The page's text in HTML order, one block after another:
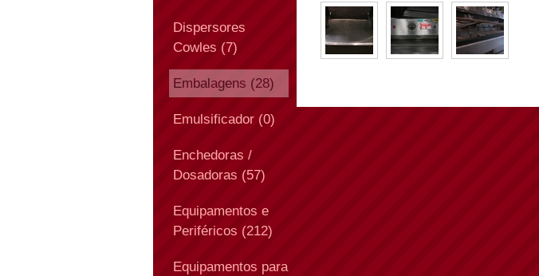
Dispersores
Cowles (7)
Embalagens (28)
Emulsificador (0)
Enchedoras /
Dosadoras (57)
Equipamentos e
Periféricos (212)
Equipamentos para